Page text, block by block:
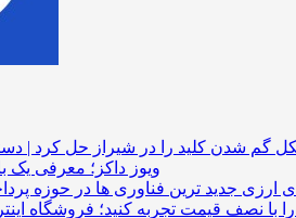
ویوز داکز؛ معرفی یک
ارزی